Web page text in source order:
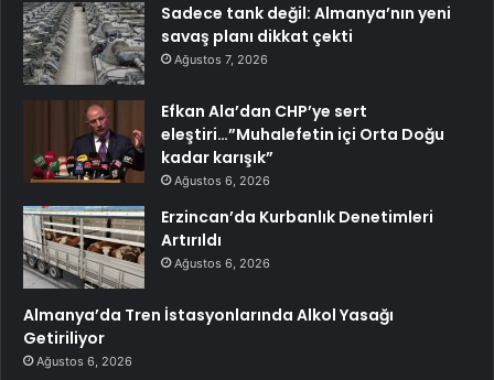
Sadece tank değil: Almanya’nın yeni
savaş planı dikkat çekti
Ağustos 7, 2026
Efkan Ala’dan CHP’ye sert
eleştiri…”Muhalefetin içi Orta Doğu
kadar karışık”
Ağustos 6, 2026
Erzincan’da Kurbanlık Denetimleri
Artırıldı
Ağustos 6, 2026
Almanya’da Tren İstasyonlarında Alkol Yasağı
Getiriliyor
Ağustos 6, 2026